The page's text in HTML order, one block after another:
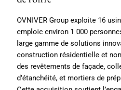
OVNIVER Group exploite 16
emploie environ 1 000
large gamme de solutions
construction résidentielle et
des revêtements de façade,
d’étanchéité, et mortiers de